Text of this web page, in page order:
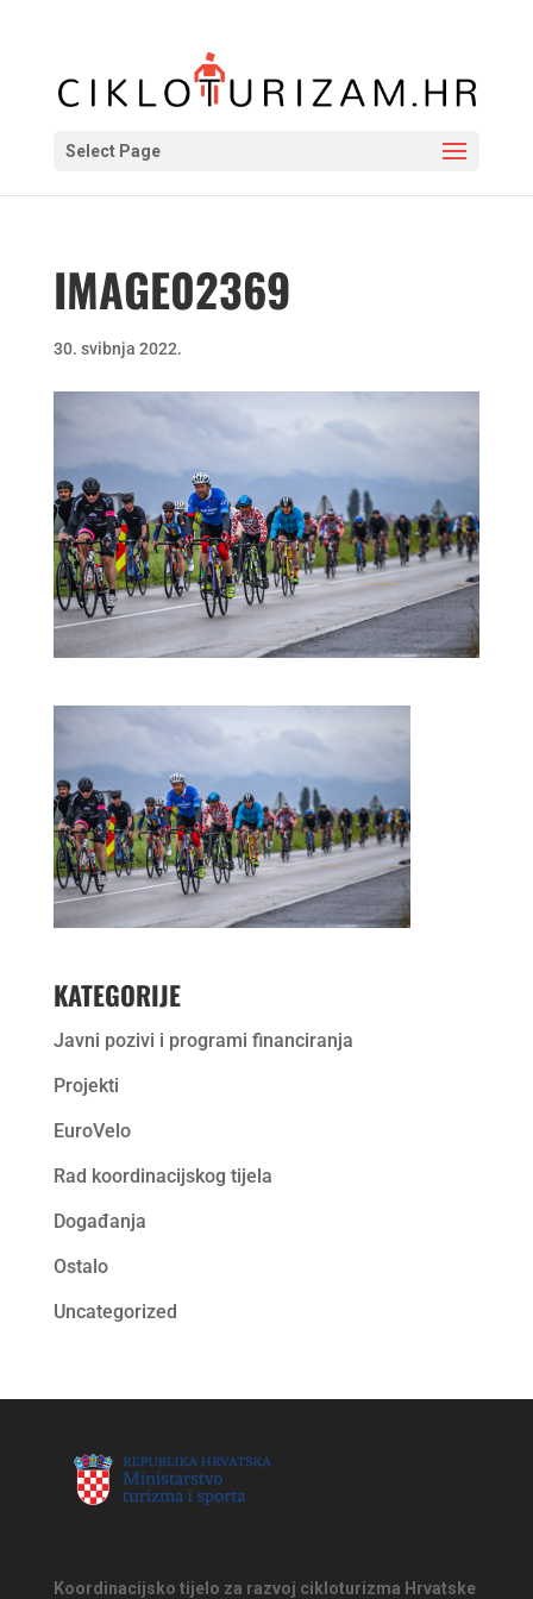
Select Page
IMAGE02369
30. svibnja 2022.
KATEGORIJE
Javni pozivi i programi financiranja
Projekti
EuroVelo
Rad koordinacijskog tijela
Događanja
Ostalo
Uncategorized
Koordinacijsko tijelo za razvoj cikloturizma Hrvatske